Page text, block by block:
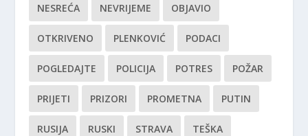
NESREĆA NEVRIJEME OBJAVIO
OTKRIVENO PLENKOVIĆ PODACI
POGLEDAJTE POLICIJA POTRES POŽAR
PRIJETI PRIZORI PROMETNA PUTIN
RUSIJA RUSKI STRAVA TEŠKA